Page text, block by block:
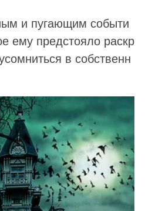
и пугающим событи
ему предстояло раскр
в собственн